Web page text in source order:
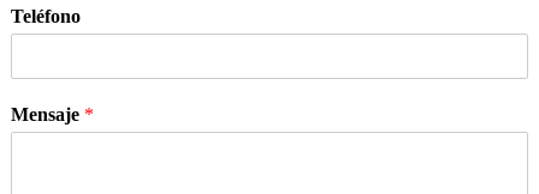
Teléfono
Mensaje *